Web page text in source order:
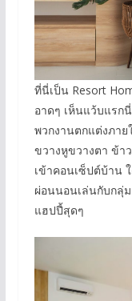
ที่นี่เป็น Resort
อาดๆ เห็นแว้บแรก
พวกงานตกแต่งภาย
ขวางหูขวางตา ข้า
เข้าคอนเซ็ปต์บ้าน
ผ่อนนอนเล่นกับกลุ่
แฮปปี้สุดๆ